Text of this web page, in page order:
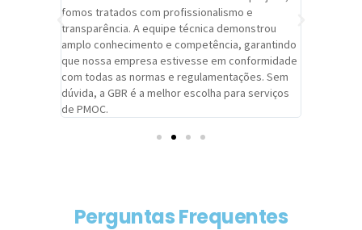
fomos tratados com profissionalismo e
transparência. A equipe técnica demonstrou
amplo conhecimento e competência, garantindo
que nossa empresa estivesse em conformidade
com todas as normas e regulamentações. Sem
dúvida, a GBR é a melhor escolha para serviços
de PMOC.
Perguntas Frequentes